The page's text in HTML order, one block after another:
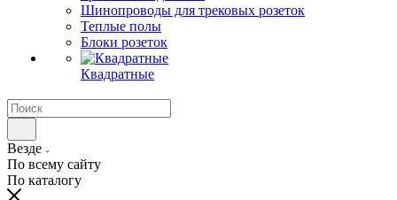
Шинопроводы для трековых розеток
Теплые полы
Блоки розеток
Квадратные
Везде
По всему сайту
По каталогу